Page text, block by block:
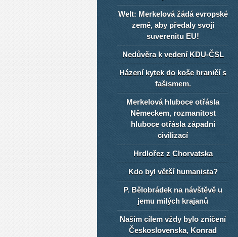
Welt: Merkelová žádá evropské
země, aby předaly svoji
suverenitu EU!
Nedůvěra k vedení KDU-ČSL
Házení kytek do koše hraničí s
fašismem.
Merkelová hluboce otřásla
Německem, rozmanitost
hluboce otřásla západní
civilizací
Hrdlořez z Chorvatska
Kdo byl větší humanista?
P. Bělobrádek na návštěvě u
jemu milých krajanů
Naším cílem vždy bylo zničení
Československa, Konrad